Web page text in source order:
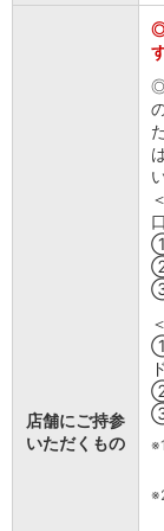
会社情報
店舗にご持参
いただくもの
◎
◎
①
②
①
②
※1